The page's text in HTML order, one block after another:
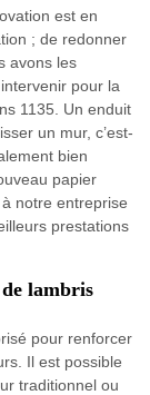
est en
; de redonner
avons les
pour la
1135. Un enduit
un mur, c’est-
bien
papier
notre entreprise
prestations
lambris
pour renforcer
Il est possible
traditionnel ou